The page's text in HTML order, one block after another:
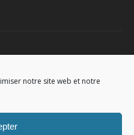
notre site web et notre